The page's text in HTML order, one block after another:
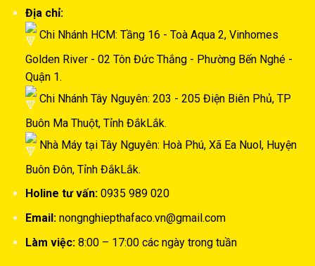
Địa chỉ:
Chi Nhánh HCM: Tầng 16 - Toà Aqua 2, Vinhomes
Golden River - 02 Tôn Đức Thắng - Phường Bến Nghé -
Quận 1.
Chi Nhánh Tây Nguyên: 203 - 205 Điện Biên Phủ, TP
Buôn Ma Thuột, Tỉnh ĐắkLắk.
Nhà Máy tại Tây Nguyên: Hoà Phú, Xã Ea Nuol, Huyện
Buôn Đôn, Tỉnh ĐắkLắk.
Holine tư vấn: 0935 989 020
Email:nongnghiepthafaco.vn@gmail.com
Làm việc:8:00 – 17:00 các ngày trong tuần